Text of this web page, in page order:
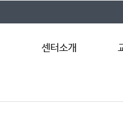
센터소개
연혁
교수